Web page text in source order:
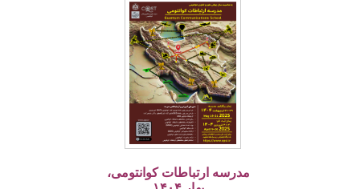
مدرسه ارتباطات کوانتومی،